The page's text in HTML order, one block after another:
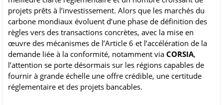
projets prêts à l’investissement. Alors que les marchés du
carbone mondiaux évoluent d’une phase de définition des
règles vers des transactions concrètes, avec la mise en
œuvre des mécanismes de l’Article 6 et l’accélération de la
demande liée à la conformité, notamment via CORSIA,
l’attention se porte désormais sur les régions capables de
fournir à grande échelle une offre crédible, une certitude
réglementaire et des projets bancables.